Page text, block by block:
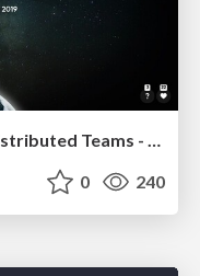
Agile Actions for Facilitating Distributed Teams - ADO2019
0 240